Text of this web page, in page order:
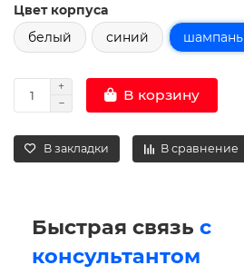
Цвет корпуса
белый
синий шампань
В корзину
В закладки В сравнение
Быстрая связь с
консультантом